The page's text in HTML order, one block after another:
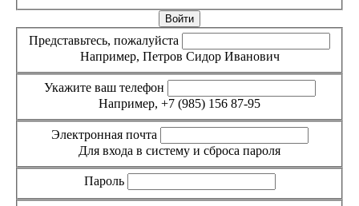
Представьтесь, пожалуйста
Например, Петров Сидор Иванович
Укажите ваш телефон
Например, +7 (985) 156 87-95
Электронная почта
Для входа в систему и сброса пароля
Пароль